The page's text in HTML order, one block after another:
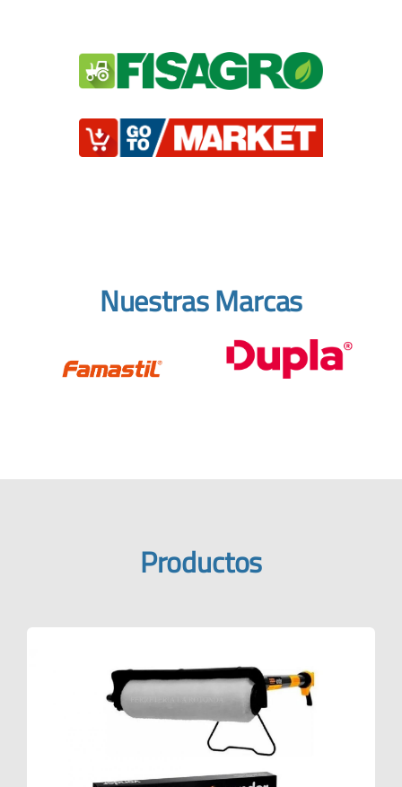
Nuestras Marcas
Productos